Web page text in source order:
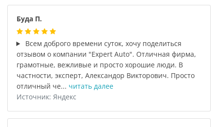
Буда П.
Всем доброго времени суток, хочу поделиться
отзывом о компании "Expert Auto". Отличная фирма,
грамотные, вежливые и просто хорошие люди. В
частности, эксперт, Александор Викторович. Просто
отличный че... читать далее
Источник: Яндекс